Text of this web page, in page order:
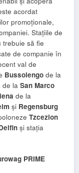
acordat
promoționale,
Stațiile de
trebuie să fie
de companie în
val de
Bussolengo de la
de la San Marco
de la
și Regensburg
Tzcezion
și stația
PRIME